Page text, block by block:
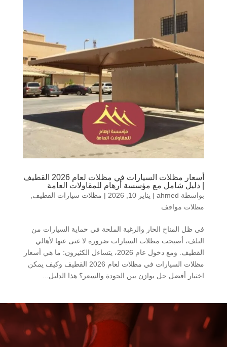
أسعار مظلات السيارات في مظلات لعام 2026 القطيف
| دليل شامل مع مؤسسة أرهام للمقاولات العامة
بواسطة ahmed
| يناير 10, 2026 | مظلات سيارات القطيف
مظلات مواقف
في ظل المناخ الحار والرغبة الملحة في حماية السيارات من
التلف، أصبحت مظلات السيارات ضرورة لا غنى عنها لأهالي
القطيف. ومع دخول عام 2026، يتساءل الكثيرون: ما هي أسعار
مظلات السيارات في مظلات لعام 2026 القطيف وكيف يمكن
اختيار أفضل حل يوازن بين الجودة والسعر؟ هذا الدليل...